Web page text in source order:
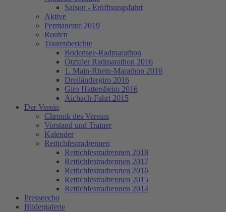
Saison - Eröffnungsfahrt
Aktive
Permanente 2019
Routen
Tourenberichte
Bodensee-Radmarathon
Ötztaler Radmarathon 2016
1. Main-Rhein-Marathon 2016
Dreiländergiro 2016
Giro Hattersheim 2016
Aichach-Fahrt 2015
Der Verein
Chronik des Vereins
Vorstand und Trainer
Kalender
Rettichfestradrennen
Rettichfestradrennen 2018
Rettichfestradrennen 2017
Rettichfestradrennen 2016
Rettichfestradrennen 2015
Rettichfestradrennen 2014
Presseecho
Bildergalerie